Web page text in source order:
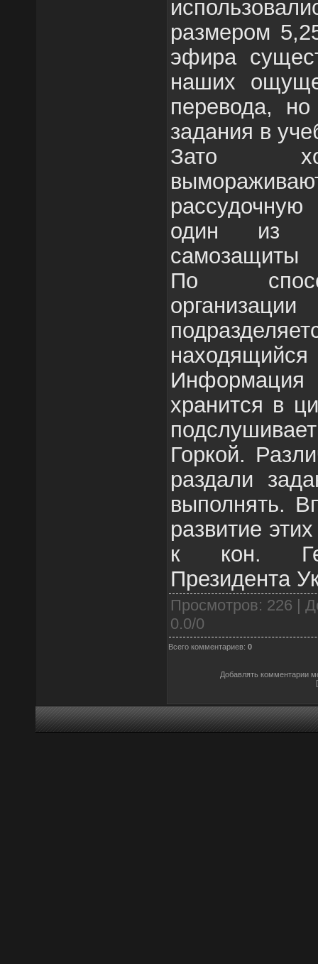
размером
эфира
наших
перевода,
задания в
Зато
один из
самозащиты
По
хранится в
Горкой.
раздали
выполнять.
развитие
к кон.
Президента
Просмотров: 226 |
0.0/0
Всего комментариев: 0
Добавлять комментарии